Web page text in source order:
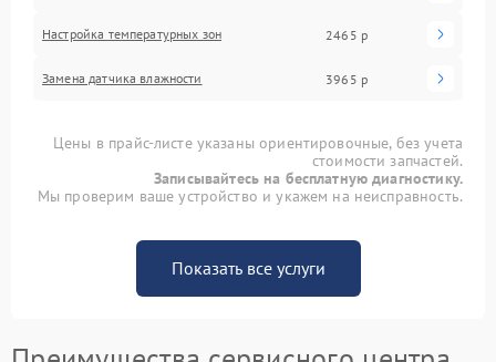
Настройка температурных зон 2465 р
Замена датчика влажности 3965 р
Цены в прайс-листе указаны ориентировочные, без учета
стоимости запчастей.
Записывайтесь на бесплатную диагностику.
Мы проверим ваше устройство и укажем на неисправность.
Показать все услуги